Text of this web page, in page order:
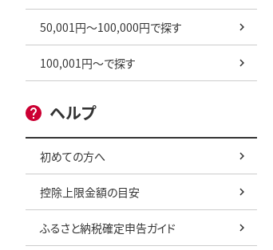
50,001円～100,000円で探す
100,001円～で探す
ヘルプ
初めての方へ
控除上限金額の目安
ふるさと納税確定申告ガイド